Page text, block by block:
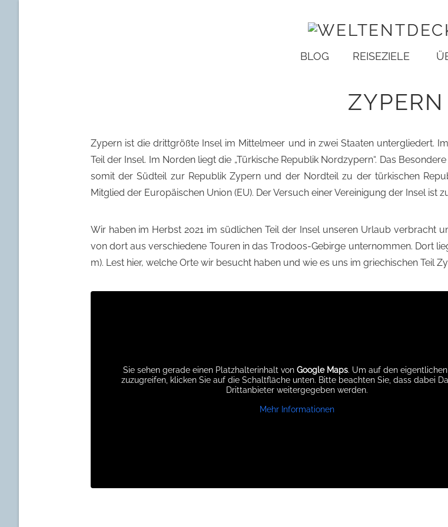
BLOG REISEZIELE
ZYPERN
Zypern ist die drittgrößte Insel im Mittelmeer und in zwei Staaten untergliedert.
Teil der Insel. Im Norden liegt die „Türkische Republik Nordzypern“. Das
somit der Südteil zur Republik Zypern und der Nordteil zu der türkischen
Mitglied der Europäischen Union (EU). Der Versuch einer Vereinigung der Insel ist
Wir haben im Herbst 2021 im südlichen Teil der Insel unseren Urlaub verbracht
von dort aus verschiedene Touren in das Trodoos-Gebirge unternommen. Dort
m). Lest hier, welche Orte wir besucht haben und wie es uns im griechischen Teil
Sie sehen gerade einen Platzhalterinhalt vonGoogle Maps. Um auf den
zuzugreifen, klicken Sie auf die Schaltfläche unten. Bitte beachten Sie, dass dabei
Drittanbieter weitergegeben werden.
Mehr Informationen